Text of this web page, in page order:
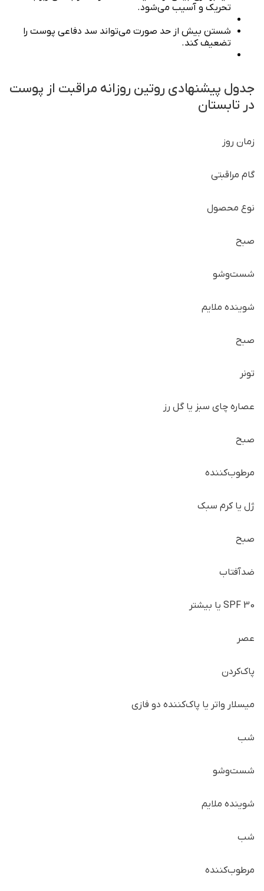
تحریک و آسیب می‌شود.
شستن بیش از حد صورت می‌تواند سد دفاعی پوست را
تضعیف کند.
جدول پیشنهادی روتین روزانه مراقبت از پوست
در تابستان
زمان روز
گام مراقبتی
نوع محصول
صبح
شست‌وشو
شوینده ملایم
صبح
تونر
عصاره چای سبز یا گل رز
صبح
مرطوب‌کننده
ژل یا کرم سبک
صبح
ضدآفتاب
SPF 30 یا بیشتر
عصر
پاک‌کردن
میسلار واتر یا پاک‌کننده دو فازی
شب
شست‌وشو
شوینده ملایم
شب
مرطوب‌کننده